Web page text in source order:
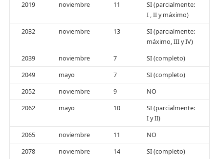
2019
noviembre 11
SI (parcialmente:
I , II y máximo)
2032
noviembre 13
SI (parcialmente:
máximo, III y IV)
2039
noviembre 7
SI (completo)
2049
mayo 7
SI (completo)
2052
noviembre 9
NO
2062
mayo 10
SI (parcialmente:
I y II)
2065
noviembre 11
NO
2078
noviembre 14
SI (completo)